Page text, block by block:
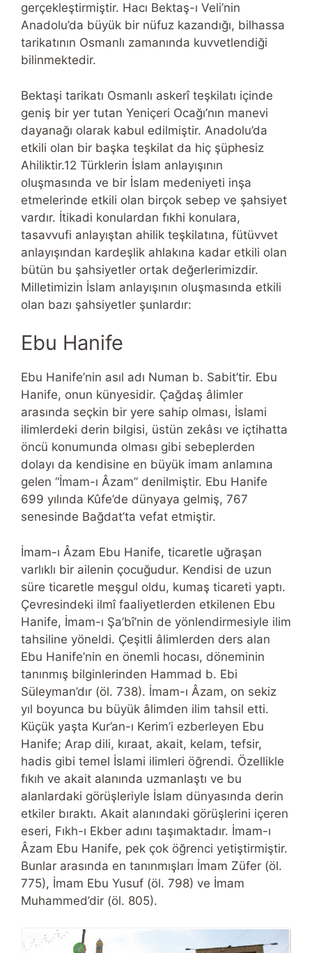
gerçekleştirmiştir. Hacı Bektaş-ı Veli’nin
Anadolu’da büyük bir nüfuz kazandığı, bilhassa
tarikatının Osmanlı zamanında kuvvetlendiği
bilinmektedir.
Bektaşi tarikatı Osmanlı askerî teşkilatı içinde
geniş bir yer tutan Yeniçeri Ocağı’nın manevi
dayanağı olarak kabul edilmiştir. Anadolu’da
etkili olan bir başka teşkilat da hiç şüphesiz
Ahiliktir.12 Türklerin İslam anlayışının
oluşmasında ve bir İslam medeniyeti inşa
etmelerinde etkili olan birçok sebep ve şahsiyet
vardır. İtikadi konulardan fıkhi konulara,
tasavvufi anlayıştan ahilik teşkilatına, fütüvvet
anlayışından kardeşlik ahlakına kadar etkili olan
bütün bu şahsiyetler ortak değerlerimizdir.
Milletimizin İslam anlayışının oluşmasında etkili
olan bazı şahsiyetler şunlardır:
Ebu Hanife
Ebu Hanife’nin asıl adı Numan b. Sabit’tir. Ebu
Hanife, onun künyesidir. Çağdaş âlimler
arasında seçkin bir yere sahip olması, İslami
ilimlerdeki derin bilgisi, üstün zekâsı ve içtihatta
öncü konumunda olması gibi sebeplerden
dolayı da kendisine en büyük imam anlamına
gelen “İmam-ı Âzam” denilmiştir. Ebu Hanife
699 yılında Kûfe’de dünyaya gelmiş, 767
senesinde Bağdat’ta vefat etmiştir.
İmam-ı Âzam Ebu Hanife, ticaretle uğraşan
varlıklı bir ailenin çocuğudur. Kendisi de uzun
süre ticaretle meşgul oldu, kumaş ticareti yaptı.
Çevresindeki ilmî faaliyetlerden etkilenen Ebu
Hanife, İmam-ı Şa’bî’nin de yönlendirmesiyle ilim
tahsiline yöneldi. Çeşitli âlimlerden ders alan
Ebu Hanife’nin en önemli hocası, döneminin
tanınmış bilginlerinden Hammad b. Ebi
Süleyman’dır (öl. 738). İmam-ı Âzam, on sekiz
yıl boyunca bu büyük âlimden ilim tahsil etti.
Küçük yaşta Kur’an-ı Kerim’i ezberleyen Ebu
Hanife; Arap dili, kıraat, akait, kelam, tefsir,
hadis gibi temel İslami ilimleri öğrendi. Özellikle
fıkıh ve akait alanında uzmanlaştı ve bu
alanlardaki görüşleriyle İslam dünyasında derin
etkiler bıraktı. Akait alanındaki görüşlerini içeren
eseri, Fıkh-ı Ekber adını taşımaktadır. İmam-ı
Âzam Ebu Hanife, pek çok öğrenci yetiştirmiştir.
Bunlar arasında en tanınmışları İmam Züfer (öl.
775), İmam Ebu Yusuf (öl. 798) ve İmam
Muhammed’dir (öl. 805).